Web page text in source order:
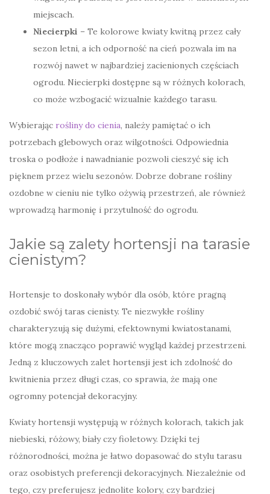
miejscach.
Niecierpki – Te kolorowe kwiaty kwitną przez cały
sezon letni, a ich odporność na cień pozwala im na
rozwój nawet w najbardziej zacienionych częściach
ogrodu. Niecierpki dostępne są w różnych kolorach,
co może wzbogacić wizualnie każdego tarasu.
Wybierając rośliny do cienia, należy pamiętać o ich
potrzebach glebowych oraz wilgotności. Odpowiednia
troska o podłoże i nawadnianie pozwoli cieszyć się ich
pięknem przez wielu sezonów. Dobrze dobrane rośliny
ozdobne w cieniu nie tylko ożywią przestrzeń, ale również
wprowadzą harmonię i przytulność do ogrodu.
Jakie są zalety hortensji na tarasie
cienistym?
Hortensje to doskonały wybór dla osób, które pragną
ozdobić swój taras cienisty. Te niezwykłe rośliny
charakteryzują się dużymi, efektownymi kwiatostanami,
które mogą znacząco poprawić wygląd każdej przestrzeni.
Jedną z kluczowych zalet hortensji jest ich zdolność do
kwitnienia przez długi czas, co sprawia, że mają one
ogromny potencjał dekoracyjny.
Kwiaty hortensji występują w różnych kolorach, takich jak
niebieski, różowy, biały czy fioletowy. Dzięki tej
różnorodności, można je łatwo dopasować do stylu tarasu
oraz osobistych preferencji dekoracyjnych. Niezależnie od
tego, czy preferujesz jednolite kolory, czy bardziej